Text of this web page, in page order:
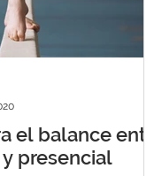
el balance entre
presencial